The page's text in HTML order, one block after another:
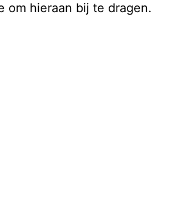
om hieraan bij te dragen.